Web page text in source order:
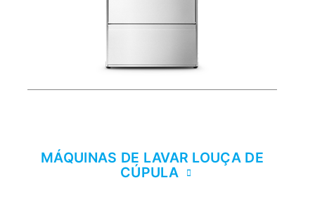
MÁQUINAS DE LAVAR LOUÇA DE
CÚPULA